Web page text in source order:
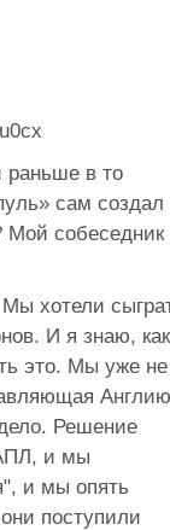
раньше в то
сам создал
Мой собеседник
хотели
И я знаю, как
это. Мы уже не
Решение
и мы
и мы опять
поступили